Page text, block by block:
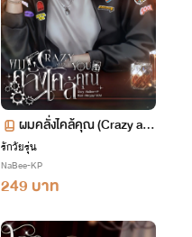
ผมคลั่งไคล้คุณ (Crazy ab
out you)
รักวัยรุ่น
NaBee-KP
249 บาท